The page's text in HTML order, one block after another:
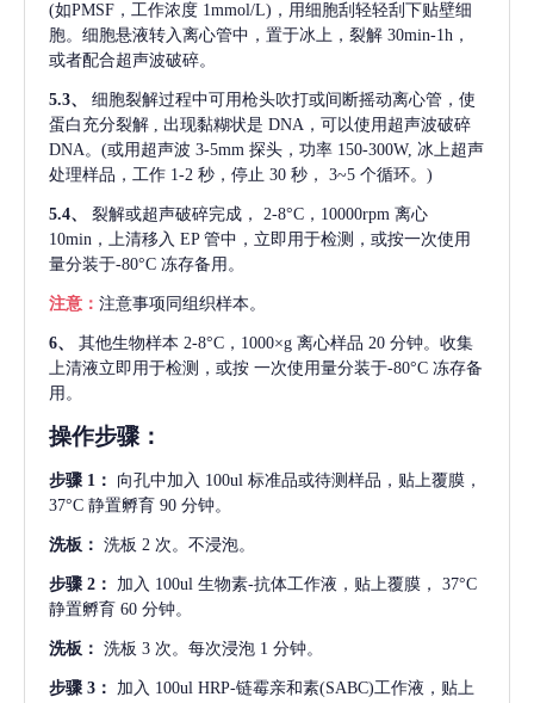
(如PMSF，工作浓度 1mmol/L)，用细胞刮轻轻刮下贴壁细
胞。细胞悬液转入离心管中，置于冰上，裂解 30min-1h，
或者配合超声波破碎。
5.3、
细胞裂解过程中可用枪头吹打或间断摇动离心管，使
蛋白充分裂解 , 出现黏糊状是 DNA，可以使用超声波破碎
DNA。(或用超声波 3-5mm 探头，功率 150-300W, 冰上超声
处理样品，工作 1-2 秒，停止 30 秒， 3~5 个循环。)
5.4、 裂解或超声破碎完成，
2-8°C，10000rpm 离心
10min，上清移入 EP 管中，立即用于检测，或按一次使用
量分装于-80°C 冻存备用。
注意： 注意事项同组织样本。
6、 其他生物样本 2-8°C，1000×g 离心样品 20 分钟。收集
上清液立即用于检测，或按 一次使用量分装于-80°C 冻存备
用。
操作步骤：
步骤 1： 向孔中加入 100ul 标准品或待测样品，贴上覆膜，
37°C 静置孵育 90 分钟。
洗板： 洗板 2 次。不浸泡。
步骤 2： 加入 100ul 生物素-抗体工作液，贴上覆膜， 37°C
静置孵育 60 分钟。
洗板： 洗板 3 次。每次浸泡 1 分钟。
步骤 3： 加入 100ul HRP-链霉亲和素(SABC)工作液，贴上